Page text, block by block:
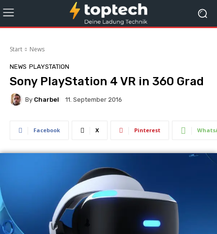
Start News
NEWS PLAYSTATION
Sony PlayStation 4 VR in 360 Grad
By Charbel 11. September 2016
Facebook X Pinterest